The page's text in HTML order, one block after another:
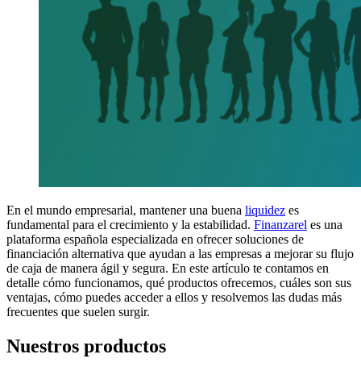
En el mundo empresarial, mantener una buena liquidez es
fundamental para el crecimiento y la estabilidad. Finanzarel es una
plataforma española especializada en ofrecer soluciones de
financiación alternativa que ayudan a las empresas a mejorar su flujo
de caja de manera ágil y segura. En este artículo te contamos en
detalle cómo funcionamos, qué productos ofrecemos, cuáles son sus
ventajas, cómo puedes acceder a ellos y resolvemos las dudas más
frecuentes que suelen surgir.
Nuestros productos